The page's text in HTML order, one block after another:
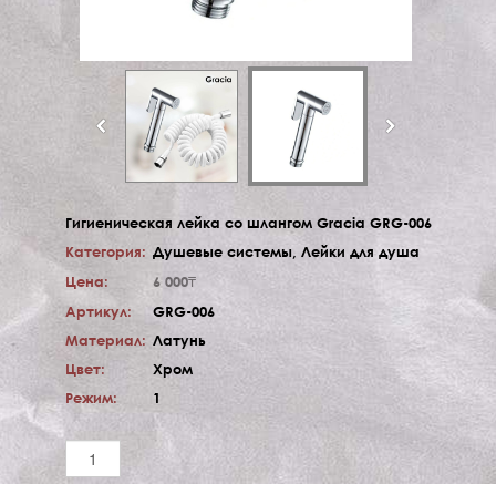
Гигиеническая лейка со шлангом Gracia GRG-006
Категория: Душевые системы, Лейки для душа
Цена:
6 000₸
Артикул:
GRG-006
Материал: Латунь
Цвет:
Хром
Режим:
1